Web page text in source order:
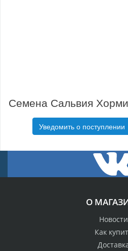
Семена Сальвия
Уведомить о поступлении
О
Новости
Как